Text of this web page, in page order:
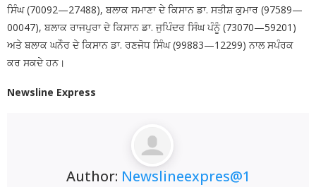
ਸਿੰਘ (70092—27488), ਬਲਾਕ ਸਮਾਣਾ ਦੇ ਕਿਸਾਨ ਡਾ. ਸਤੀਸ਼ ਕੁਮਾਰ (97589—
00047), ਬਲਾਕ ਰਾਜਪੁਰਾ ਦੇ ਕਿਸਾਨ ਡਾ. ਜੁਪਿੰਦਰ ਸਿੰਘ ਪੰਨੂੰ (73070—59201)
ਅਤੇ ਬਲਾਕ ਘਨੌਰ ਦੇ ਕਿਸਾਨ ਡਾ. ਰਣਜੋਧ ਸਿੰਘ (99883—12299) ਨਾਲ ਸਪੰਰਕ
ਕਰ ਸਕਦੇ ਹਨ।
Newsline Express
Author: Newslineexpres@1